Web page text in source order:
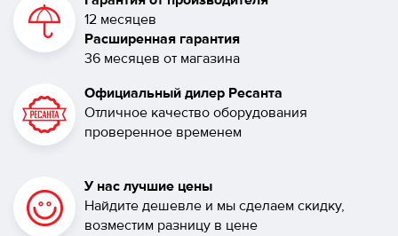
12 месяцев
Расширенная гарантия
36 месяцев от магазина
Официальный дилер Ресанта
Отличное качество оборудования
проверенное временем
У нас лучшие цены
Найдите дешевле и мы сделаем скидку,
возместим разницу в цене